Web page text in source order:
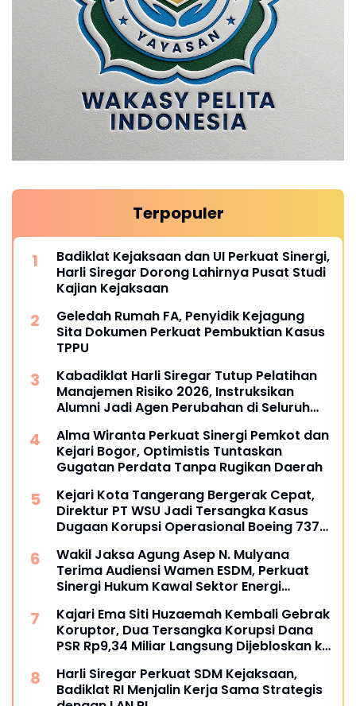
Terpopuler
Badiklat Kejaksaan dan UI Perkuat Sinergi,
Harli Siregar Dorong Lahirnya Pusat Studi
Kajian Kejaksaan
Geledah Rumah FA, Penyidik Kejagung
Sita Dokumen Perkuat Pembuktian Kasus
TPPU
Kabadiklat Harli Siregar Tutup Pelatihan
Manajemen Risiko 2026, Instruksikan
Alumni Jadi Agen Perubahan di Seluruh
Alma Wiranta Perkuat Sinergi Pemkot dan
Kejari Bogor, Optimistis Tuntaskan
Gugatan Perdata Tanpa Rugikan Daerah
Kejari Kota Tangerang Bergerak Cepat,
Direktur PT WSU Jadi Tersangka Kasus
Dugaan Korupsi Operasional Boeing 737-
Wakil Jaksa Agung Asep N. Mulyana
Terima Audiensi Wamen ESDM, Perkuat
Sinergi Hukum Kawal Sektor Energi
Kajari Ema Siti Huzaemah Kembali Gebrak
Koruptor, Dua Tersangka Korupsi Dana
PSR Rp9,34 Miliar Langsung Dijebloskan ke
Harli Siregar Perkuat SDM Kejaksaan,
Badiklat RI Menjalin Kerja Sama Strategis